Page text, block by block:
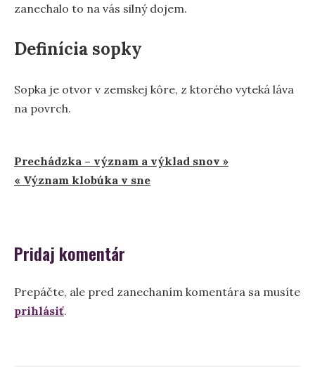
zanechalo to na vás silný dojem.
Definícia sopky
Sopka je otvor v zemskej kôre, z ktorého vyteká láva
na povrch.
Navigácia
v
Prechádzka – význam a výklad snov »
« Význam klobúka v sne
Pridaj komentár
Prepáčte, ale pred zanechaním komentára sa musíte
prihlásiť.